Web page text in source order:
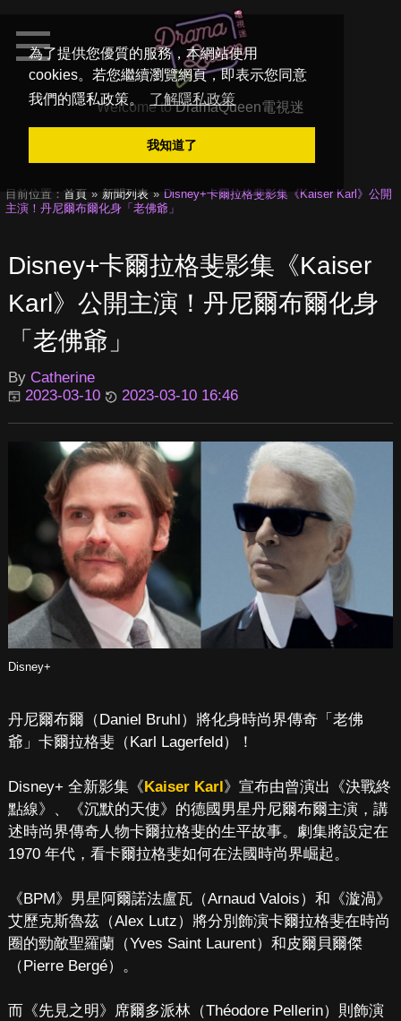
為了提供您優質的服務，本網站使用
cookies。若您繼續瀏覽網頁，即表示您同意
我們的隱私政策。
了解隱私政策
我知道了
Welcome toDramaQueen電視迷
目前位置： 首頁 新聞列表
Disney+卡爾拉格斐影集《Kaiser Karl》公開
主演！丹尼爾布爾化身「老佛爺」
Disney+卡爾拉格斐影集《Kaiser
Karl》公開主演！丹尼爾布爾化身
「老佛爺」
By Catherine
2023-03-10
2023-03-10 16:46
Disney+
丹尼爾布爾（Daniel Bruhl）將化身時尚界傳奇「老佛
爺」卡爾拉格斐（Karl Lagerfeld）！
Disney+ 全新影集《 Kaiser Karl 》宣布由曾演出《決戰終
點線》、《沉默的天使》的德國男星丹尼爾布爾主演，講
述時尚界傳奇人物卡爾拉格斐的生平故事。劇集將設定在
1970 年代，看卡爾拉格斐如何在法國時尚界崛起。
《BPM》男星阿爾諾法盧瓦（Arnaud Valois）和《漩渦》
艾歷克斯魯茲（Alex Lutz）將分別飾演卡爾拉格斐在時尚
圈的勁敵聖羅蘭（Yves Saint Laurent）和皮爾貝爾傑
（Pierre Bergé）。
而《先見之明》席爾多派林（Théodore Pellerin）則飾演